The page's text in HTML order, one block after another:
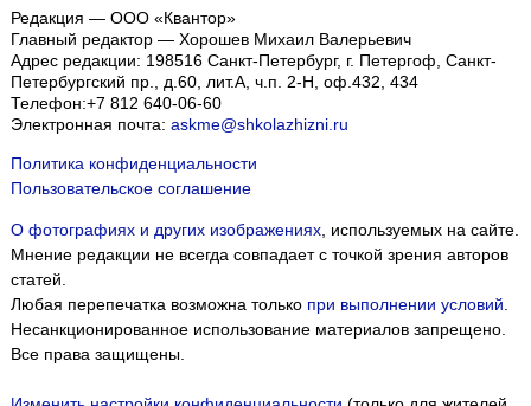
Редакция — ООО «Квантор»
Главный редактор — Хорошев Михаил Валерьевич
Адрес редакции: 198516 Санкт-Петербург, г. Петергоф, Санкт-
Петербургский пр., д.60, лит.А, ч.п. 2-Н, оф.432, 434
Телефон:+7 812 640-06-60
Электронная почта: askme@shkolazhizni.ru
Политика конфиденциальности
Пользовательское соглашение
О фотографиях и других изображениях, используемых на сайте.
Мнение редакции не всегда совпадает с точкой зрения авторов
статей.
Любая перепечатка возможна только при выполнении условий.
Несанкционированное использование материалов запрещено.
Все права защищены.